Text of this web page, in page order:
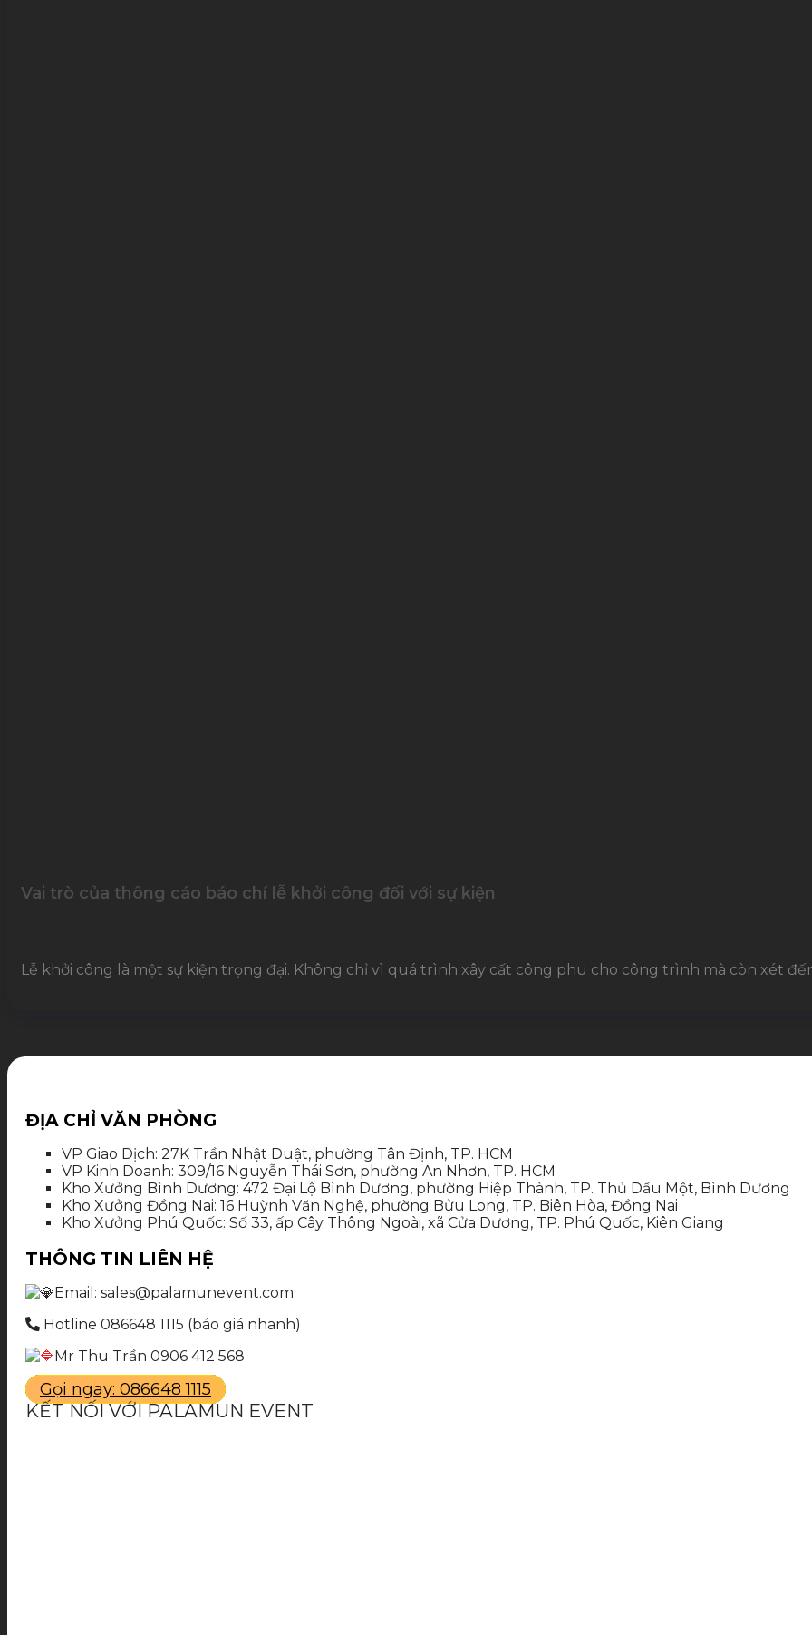
Vai trò của thông cáo báo chí lễ khởi công đối với sự kiện
Lễ khởi công là một sự kiện trọng đại. Không chỉ vì quá trình xây cất công phu cho công trình mà còn xét
ĐỊA CHỈ VĂN PHÒNG
VP Giao Dịch: 27K Trần Nhật Duật, phường Tân Định, TP. HCM
VP Kinh Doanh: 309/16 Nguyễn Thái Sơn, phường An Nhơn, TP. HCM
Kho Xưởng Bình Dương: 472 Đại Lộ Bình Dương, phường Hiệp Thành, TP. Thủ Dầu Một, Bình Dương
Kho Xưởng Đồng Nai: 16 Huỳnh Văn Nghệ, phường Bửu Long, TP. Biên Hòa, Đồng Nai
Kho Xưởng Phú Quốc: Số 33, ấp Cây Thông Ngoài, xã Cửa Dương, TP. Phú Quốc, Kiên Giang
THÔNG TIN LIÊN HỆ
Email: sales@palamunevent.com
Hotline 086648 1115 (báo giá nhanh)
Mr Thu Trần 0906 412 568
Gọi ngay: 086648 1115
KẾT NỐI VỚI PALAMUN EVENT